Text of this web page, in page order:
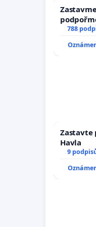
788
Zastavte
Havla
9